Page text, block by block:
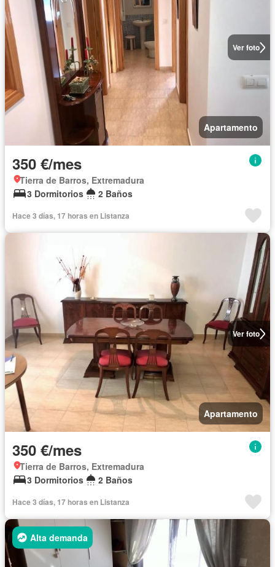
Ver foto
Apartamento
350 €/mes
Tierra de Barros, Extremadura
3 Dormitorios
2 Baños
Hace 3 días, 17 horas en Listanza
Ver foto
Apartamento
350 €/mes
Tierra de Barros, Extremadura
3 Dormitorios
2 Baños
Hace 3 días, 17 horas en Listanza
Alta demanda